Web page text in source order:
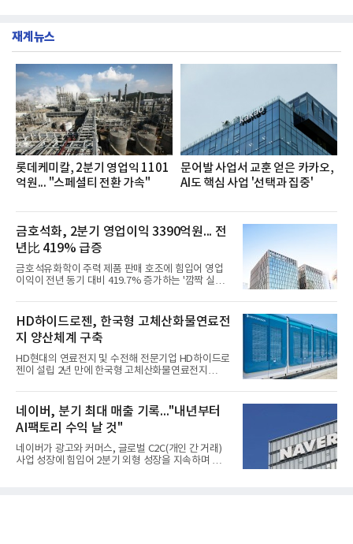
서도
영지원부 홍보팀과 2026년 새로이(e)＊가 공동 주관
쳐 진행됐다.참고로 새로이(e)는 NH농협캐피탈 MZ
세대들로(과장~계장) 구성된 자율 참여조직으로, 조
직문화 혁신과 업무 효율성 향상을 위한 다양한 활동
을 추진하며,새로운 변화와 이로운 영향력을 조직전
반에 전파하는 역할
재계뉴스
롯데케미칼, 2분기 영업익 1101
억원... "스페셜티 전환 가속"
문어발 사업서 교훈 얻은 카카오,
AI도 핵심 사업 '선택과 집중'
금호석화, 2분기 영업이익 3390억원... 전
년比 419% 급증
금호석유화학이 주력 제품 판매 호조에 힘입어 영업
이익이 전년 동기 대비 419.7% 증가하는 '깜짝 실
업이익이 3390억원으로 지난해 동기보다 419.7% 증
가한 것으로 잠정 집계됐다고 7일 공시했다.매출은 2
조2682억원으로 지난해 동기 대비 27.9% 증가했다.
순이익은 3004억원으로 420.4% 늘었다.이번 호실적
은 주력 제품인 NB라텍스와 합성수지 판매 호조가 견
인한 것으로 풀이된다. 미국의 중국산 의료용 고무장
갑 관세 인상 이후 동남아 장갑업체의 가동률이 높아
성이 개선됐다.금호석유
HD하이드로젠, 한국형 고체산화물연료전
지 양산체계 구축
HD현대의 연료전지 및 수전해 전문기업 HD하이드로
젠이 설립 2년 만에 한국형 고체산화물연료전지
본격적인 시장 공략에 나선다.HD하이드로젠은 최근
한국전기안전공사(KESCO)로부터 SOFC 발전설비
‘HD250’과 ‘HD300’, 제조시설에 대한 사용전검사를
완료하고 제품 양산체계 구축했다고 밝혔다.HD250
과 HD300은 각각 249kW급과 285kW급의 중소형 발
전용 SOFC 제품이다. 이번 검사를 통해 HD하이드로
젠은 제품과 제조시설의 전기설비 안전성과 적합성을
네이버, 분기 최대 매출 기록..."내년부터
AI팩토리 수익 날 것"
네이버가 광고와 커머스, 글로벌 C2C(개인 간 거래)
사업 성장에 힘입어 2분기 외형 성장을 지속하며 역대